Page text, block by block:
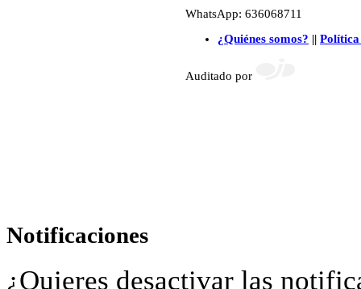
WhatsApp: 636068711
¿Quiénes somos? || Política
Auditado por
Notificaciones
¿Quieres desactivar las